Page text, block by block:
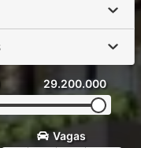
29.200.000
Vagas